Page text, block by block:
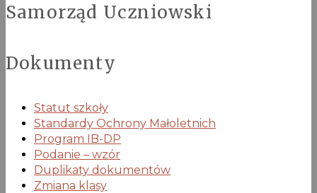
Samorząd Uczniowski
Dokumenty
Statut szkoły
Standardy Ochrony Małoletnich
Program IB-DP
Podanie – wzór
Duplikaty dokumentów
Zmiana klasy